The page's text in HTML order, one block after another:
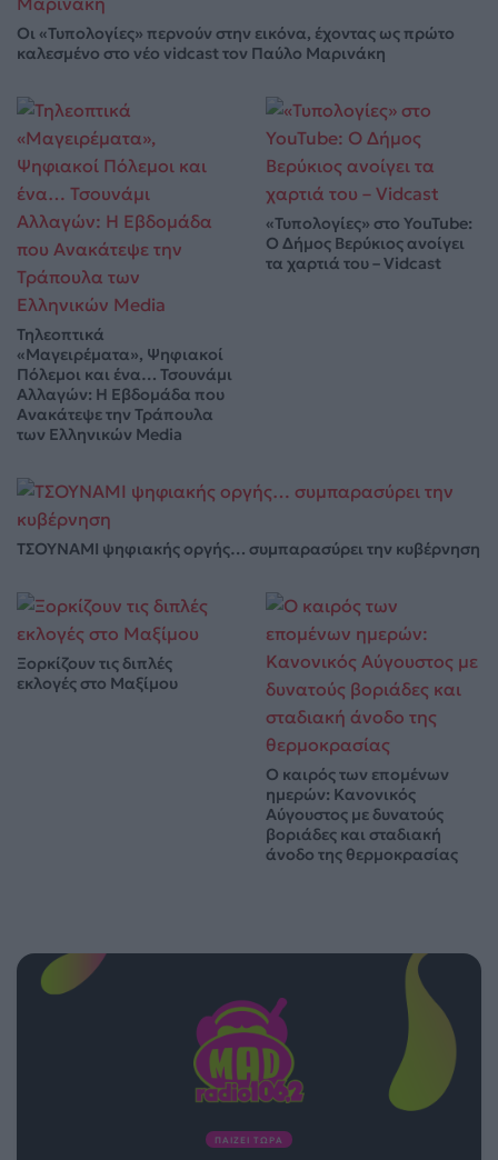
Οι «Τυπολογίες» περνούν στην εικόνα, έχοντας ως πρώτο
καλεσμένο στο νέο vidcast τον Παύλο Μαρινάκη
Τηλεοπτικά
«Μαγειρέματα», Ψηφιακοί
Πόλεμοι και ένα… Τσουνάμι
Αλλαγών: Η Εβδομάδα που
Ανακάτεψε την Τράπουλα
των Ελληνικών Media
«Τυπολογίες» στο YouTube:
Ο Δήμος Βερύκιος ανοίγει
τα χαρτιά του – Vidcast
ΤΣΟΥΝΑΜΙ ψηφιακής οργής… συμπαρασύρει την κυβέρνηση
Ξορκίζουν τις διπλές
εκλογές στο Μαξίμου
Ο καιρός των επομένων
ημερών: Κανονικός
Αύγουστος με δυνατούς
βοριάδες και σταδιακή
άνοδο της θερμοκρασίας
ΠΑΙΖΕΙ ΤΩΡΑ